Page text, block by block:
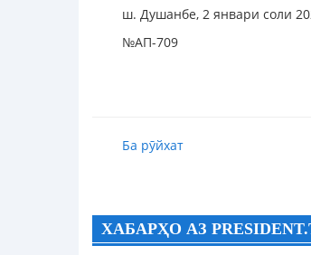
ш. Душанбе, 2 январи соли
№АП-709
Ба рӯйхат
ХАБАРҲО АЗ